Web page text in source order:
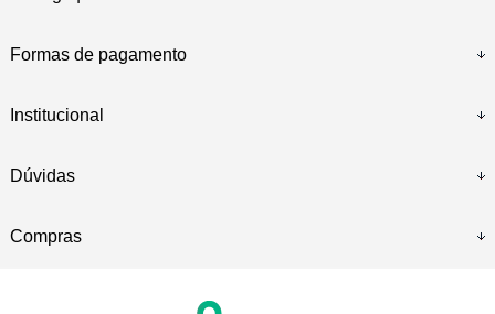
Formas de pagamento
Institucional
Dúvidas
Compras